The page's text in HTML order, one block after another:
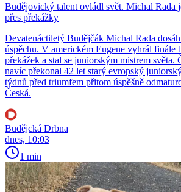
Budějovický talent ovládl svět. Michal Rada
přes překážky
Devatenáctiletý Budějčák Michal Rada
úspěchu. V americkém Eugene vyhrál finále
překážek a stal se juniorským mistrem světa.
navíc překonal 42 let starý evropský
týdnů před triumfem přitom úspěšně
Česká.
Budějcká Drbna
dnes, 10:03
1 min